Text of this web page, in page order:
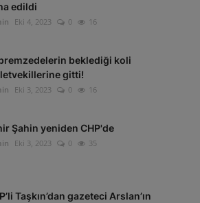
edildi
Eki 4, 2023 0 16
beklediği koli
gitti!
Eki 3, 2023 0 16
Şahin yeniden CHP'de
Eki 3, 2023 0 35
Taşkın’dan gazeteci Arslan’ın